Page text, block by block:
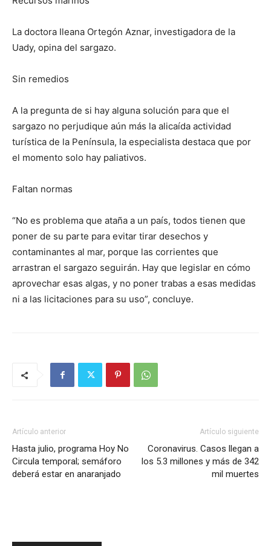
La doctora Ileana Ortegón Aznar, investigadora de la
Uady, opina del sargazo.
Sin remedios
A la pregunta de si hay alguna solución para que el
sargazo no perjudique aún más la alicaída actividad
turística de la Península, la especialista destaca que por
el momento solo hay paliativos.
Faltan normas
“No es problema que ataña a un país, todos tienen que
poner de su parte para evitar tirar desechos y
contaminantes al mar, porque las corrientes que
arrastran el sargazo seguirán. Hay que legislar en cómo
aprovechar esas algas, y no poner trabas a esas medidas
ni a las licitaciones para su uso”, concluye.
Artículo anterior
Hasta julio, programa Hoy No
Circula temporal; semáforo
deberá estar en anaranjado
Artículo siguiente
Coronavirus. Casos llegan a
los 5.3 millones y más de 342
mil muertes